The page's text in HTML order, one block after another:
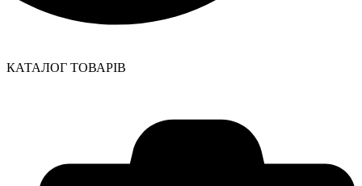
КАТАЛОГ ТОВАРІВ